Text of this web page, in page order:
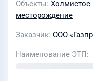
Снабжение"
Объекты Холмистое
месторождение
Заказчик ООО
Наименование ЭТП